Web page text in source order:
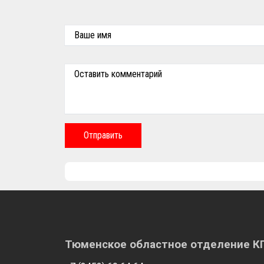
Ваше имя
Оставить комментарий
Отправить
Тюменское областное отделение